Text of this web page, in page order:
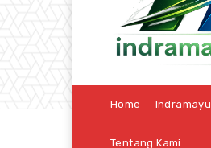
Home Indramayu
Tentang Kami